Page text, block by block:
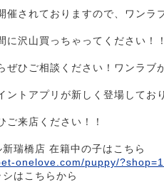
催されておりますので、ワンラ
に沢山買っちゃってください！！
ぜひご相談ください！ワンラ
ントアプリが新しく登場してお
ご来店ください！！
瑞橋店 在籍中の子はこちら
onelove.com/puppy/
はこちらから